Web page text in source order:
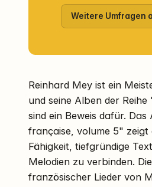
Weitere Umfragen
Reinhard Mey ist ein
und seine Alben der
sind ein Beweis dafür.
française, volume 5" zeigt
Fähigkeit, tiefgründige
Melodien zu verbinden.
französischer Lieder von